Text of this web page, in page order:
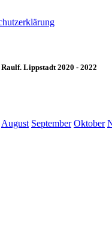
Lippstadt 2020 - 2022
August September Oktober